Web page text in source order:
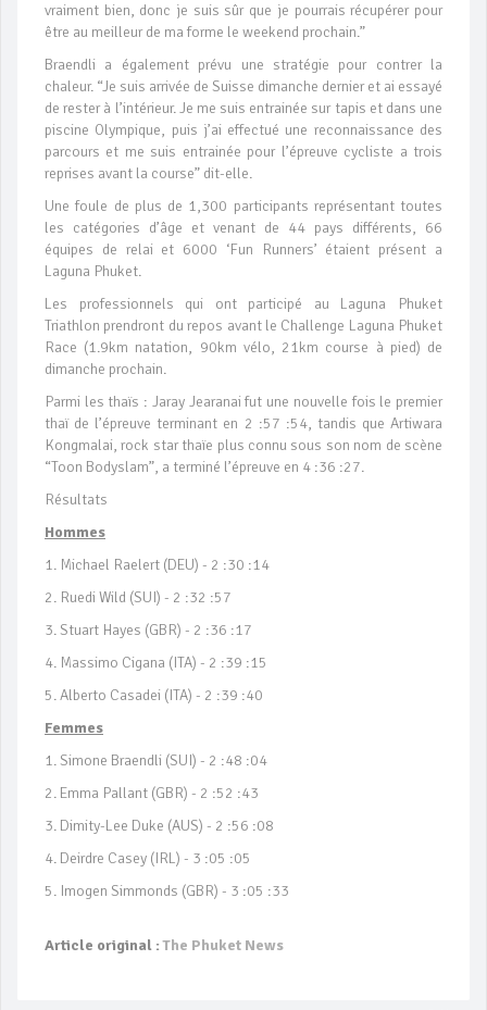
vraiment bien, donc je suis sûr que je pourrais récupérer pour
être au meilleur de ma forme le weekend prochain.”
Braendli a également prévu une stratégie pour contrer la
chaleur. “Je suis arrivée de Suisse dimanche dernier et ai essayé
de rester à l’intérieur. Je me suis entrainée sur tapis et dans une
piscine Olympique, puis j’ai effectué une reconnaissance des
parcours et me suis entrainée pour l’épreuve cycliste a trois
reprises avant la course” dit-elle.
Une foule de plus de 1,300 participants représentant toutes
les catégories d’âge et venant de 44 pays différents, 66
équipes de relai et 6000 ‘Fun Runners’ étaient présent a
Laguna Phuket.
Les professionnels qui ont participé au Laguna Phuket
Triathlon prendront du repos avant le Challenge Laguna Phuket
Race (1.9km natation, 90km vélo, 21km course à pied) de
dimanche prochain.
Parmi les thaïs : Jaray Jearanai fut une nouvelle fois le premier
thaï de l’épreuve terminant en 2 :57 :54, tandis que Artiwara
Kongmalai, rock star thaïe plus connu sous son nom de scène
“Toon Bodyslam”, a terminé l’épreuve en 4 :36 :27.
Résultats
Hommes
1. Michael Raelert (DEU) - 2 :30 :14
2. Ruedi Wild (SUI) - 2 :32 :57
3. Stuart Hayes (GBR) - 2 :36 :17
4. Massimo Cigana (ITA) - 2 :39 :15
5. Alberto Casadei (ITA) - 2 :39 :40
Femmes
1. Simone Braendli (SUI) - 2 :48 :04
2. Emma Pallant (GBR) - 2 :52 :43
3. Dimity-Lee Duke (AUS) - 2 :56 :08
4. Deirdre Casey (IRL) - 3 :05 :05
5. Imogen Simmonds (GBR) - 3 :05 :33
Article original :The Phuket News